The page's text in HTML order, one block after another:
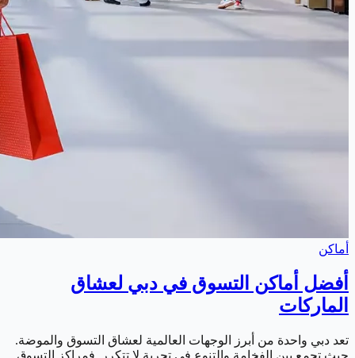
أماكن
أفضل أماكن التسوق في دبي لعشاق
الماركات
تعد دبي واحدة من أبرز الوجهات العالمية لعشاق التسوق والموضة.